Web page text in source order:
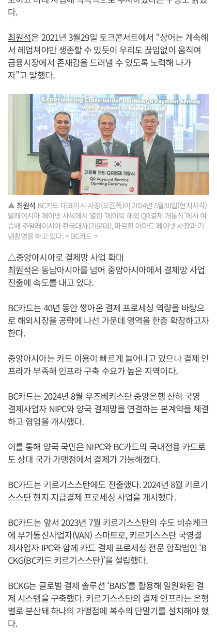
다.
최원석은 2021년 3월29일 토크콘서트에서 “상어는 계속해
서 헤엄쳐야만 생존할 수 있듯이 우리도 끊임없이 움직여
금융시장에서 존재감을 드러낼 수 있도록 노력해 나가
자”고 말했다.
▲ 최원석 BC카드 대표이사 사장(오른쪽)이 2024년 5월30일(현지시각)
말레이시아 페이넷 사옥에서 열린 '페이북 해외 QR결제 개통식'에서 여
승배 주말레이시아 한국대사(가운데), 파르한 아마드 페이넷 사장과 기
념촬영을 하고 있다. < BC카드 >
△중앙아시아로 결제망 사업 확대
최원석은 동남아시아를 넘어 중앙아시아에서 결제망 사업
진출에 속도를 내고 있다.
BC카드는 40년 동안 쌓아온 결제 프로세싱 역량을 바탕으
로 해외시장을 공략에 나선 가운데 영역을 한층 확장하고자
한다.
중앙아시아는 카드 이용이 빠르게 늘어나고 있으나 결제 인
프라가 부족해 인프라 구축 수요가 높은 지역이다.
BC카드는 2024년 8월 우즈베키스탄 중앙은행 산하 국영
결제사업자 NIPC와 양국 결제망을 연결하는 본계약을 체결
하고 협업을 개시했다.
이를 통해 양국 국민은 NIPC와 BC카드의 국내전용 카드로
도 상대 국가 가맹점에서 결제가 가능해졌다.
BC카드는 키르기스스탄에도 진출했다. 2024년 8월 키르기
스스탄 현지 지급결제 프로세싱 사업을 개시했다.
BC카드는 앞서 2023년 7월 키르기스스탄의 수도 비슈케크
에 부가통신사업자(VAN) 스마트로, 키르기스스탄 국영결
제사업자 IPC와 함께 카드 결제 프로세싱 전문 합작법인 ‘B
CKG(BC카드 키르기스스탄)’을 설립했다.
BCKG는 글로벌 결제 솔루션 ‘BAIS’를 활용해 일원화된 결
제 시스템을 구축했다. 키르기스스탄의 결제 인프라는 은행
별로 분산돼 하나의 가맹점에 복수의 단말기를 설치해야 했
다.